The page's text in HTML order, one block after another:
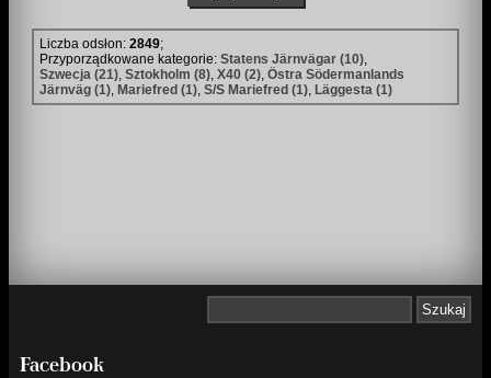
Liczba odsłon: 2849;
Przyporządkowane kategorie: Statens Järnvägar (10),
Szwecja (21), Sztokholm (8), X40 (2), Östra Södermanlands
Järnväg (1), Mariefred (1), S/S Mariefred (1), Läggesta (1)
Facebook